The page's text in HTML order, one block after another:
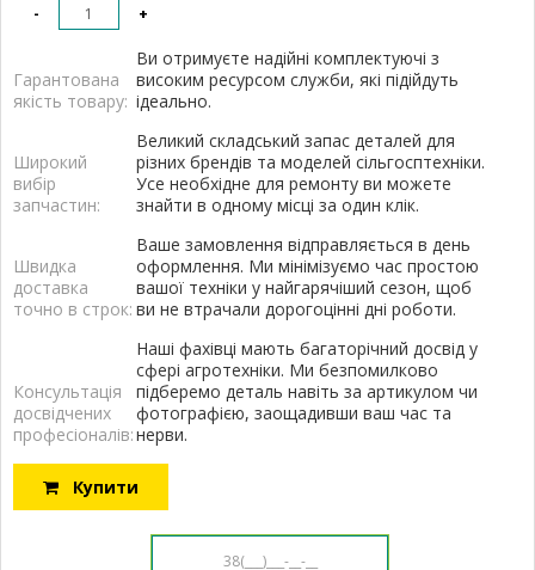
- +
Гарантована
якість товару:
Ви отримуєте надійні комплектуючі з
високим ресурсом служби, які підійдуть
ідеально.
Широкий
вибір
запчастин:
Великий складський запас деталей для
різних брендів та моделей сільгосптехніки.
Усе необхідне для ремонту ви можете
знайти в одному місці за один клік.
Швидка
доставка
точно в строк:
Ваше замовлення відправляється в день
оформлення. Ми мінімізуємо час простою
вашої техніки у найгарячіший сезон, щоб
ви не втрачали дорогоцінні дні роботи.
Консультація
досвідчених
професіоналів:
Наші фахівці мають багаторічний досвід у
сфері агротехніки. Ми безпомилково
підберемо деталь навіть за артикулом чи
фотографією, заощадивши ваш час та
нерви.
Купити